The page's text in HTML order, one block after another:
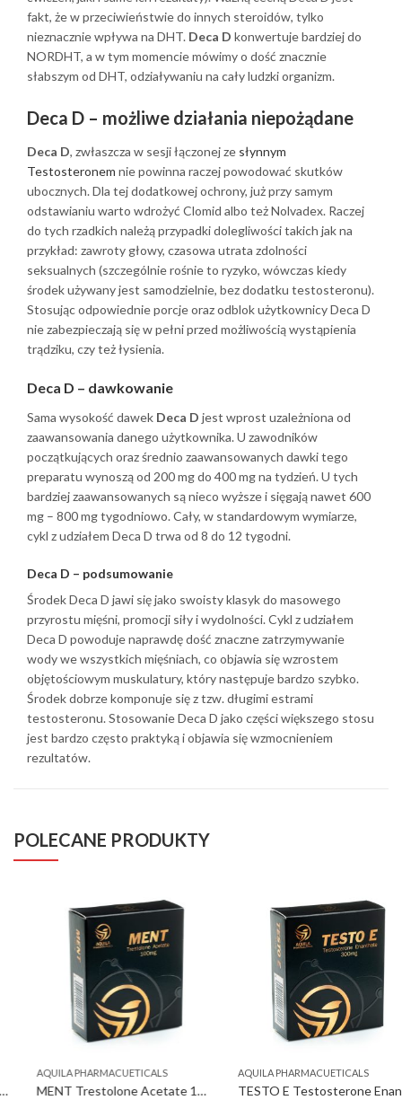
fakt, że w przeciwieństwie do innych steroidów, tylko
nieznacznie wpływa na DHT. Deca D konwertuje bardziej do
NORDHT, a w tym momencie mówimy o dość znacznie
słabszym od DHT, odziaływaniu na cały ludzki organizm.
Deca D – możliwe działania niepożądane
Deca D, zwłaszcza w sesji łączonej ze słynnym
Testosteronem nie powinna raczej powodować skutków
ubocznych. Dla tej dodatkowej ochrony, już przy samym
odstawianiu warto wdrożyć Clomid albo też Nolvadex. Raczej
do tych rzadkich należą przypadki dolegliwości takich jak na
przykład: zawroty głowy, czasowa utrata zdolności
seksualnych (szczególnie rośnie to ryzyko, wówczas kiedy
środek używany jest samodzielnie, bez dodatku testosteronu).
Stosując odpowiednie porcje oraz odblok użytkownicy Deca D
nie zabezpieczają się w pełni przed możliwością wystąpienia
trądziku, czy też łysienia.
Deca D – dawkowanie
Sama wysokość dawek Deca D jest wprost uzależniona od
zaawansowania danego użytkownika. U zawodników
początkujących oraz średnio zaawansowanych dawki tego
preparatu wynoszą od 200 mg do 400 mg na tydzień. U tych
bardziej zaawansowanych są nieco wyższe i sięgają nawet 600
mg – 800 mg tygodniowo. Cały, w standardowym wymiarze,
cykl z udziałem Deca D trwa od 8 do 12 tygodni.
Deca D – podsumowanie
Środek Deca D jawi się jako swoisty klasyk do masowego
przyrostu mięśni, promocji siły i wydolności. Cykl z udziałem
Deca D powoduje naprawdę dość znaczne zatrzymywanie
wody we wszystkich mięśniach, co objawia się wzrostem
objętościowym muskulatury, który następuje bardzo szybko.
Środek dobrze komponuje się z tzw. długimi estrami
testosteronu. Stosowanie Deca D jako części większego stosu
jest bardzo często praktyką i objawia się wzmocnieniem
rezultatów.
POLECANE PRODUKTY
AQUILA PHARMACUETICALS
MENT Trestolone Acetate 100 mg
AQUILA PHARMACUETICALS
TESTO E Testosterone Enanthate 300 mg